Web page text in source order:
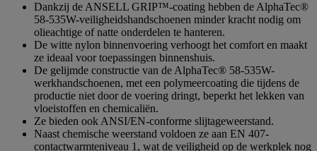
beoordeling
sterren.
beoordeling
Dankzij de ANSELL GRIP™-coating hebben de AlphaTec®
58-535W-veiligheidshandschoenen minder kracht nodig om
olieachtige of natte onderdelen te hanteren.
De witte nylon binnenvoering verhoogt het comfort en maakt
ze ideaal voor toepassingen binnenshuis.
De gelijmde constructie van de AlphaTec® 58-535W-
werkhandschoenen, met een polymeercoating die tijdens de
productie niet door de voering dringt, beperkt het lekken van
vloeistoffen en chemicaliën.
Ze bieden ook ANSI/EN-conforme slijtageweerstand.
Naast chemische weerstand voldoen ze aan EN 407-
contactwarmteniveau 1, wat de veiligheid op de werkplek nog